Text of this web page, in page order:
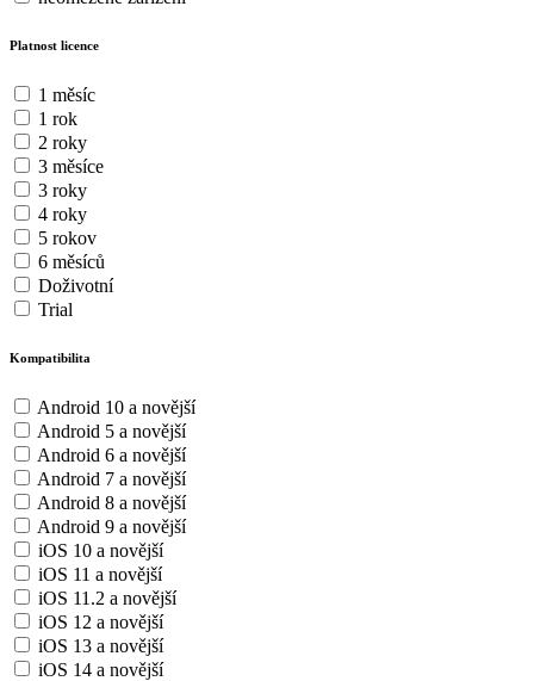
Platnost licence
1 měsíc
1 rok
2 roky
3 měsíce
3 roky
4 roky
5 rokov
6 měsíců
Doživotní
Trial
Kompatibilita
Android 10 a novější
Android 5 a novější
Android 6 a novější
Android 7 a novější
Android 8 a novější
Android 9 a novější
iOS 10 a novější
iOS 11 a novější
iOS 11.2 a novější
iOS 12 a novější
iOS 13 a novější
iOS 14 a novější